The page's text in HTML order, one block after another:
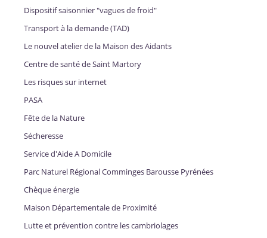
Dispositif saisonnier "vagues de froid"
Transport à la demande (TAD)
Le nouvel atelier de la Maison des Aidants
Centre de santé de Saint Martory
Les risques sur internet
PASA
Fête de la Nature
Sécheresse
Service d'Aide A Domicile
Parc Naturel Régional Comminges Barousse Pyrénées
Chèque énergie
Maison Départementale de Proximité
Lutte et prévention contre les cambriolages